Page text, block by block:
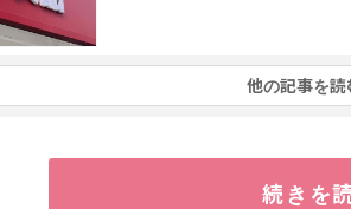
他の記事を読
続きを